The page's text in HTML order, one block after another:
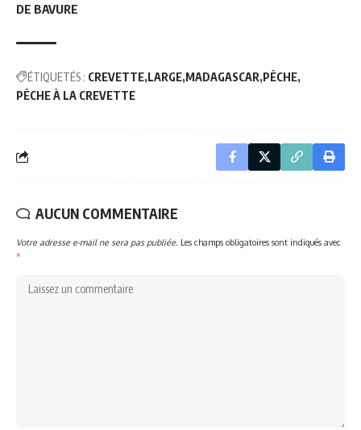
DE BAVURE
ÉTIQUETÉS : CREVETTE LARGE MADAGASCAR PÊCHE
PÊCHE À LA CREVETTE
AUCUN COMMENTAIRE
Votre adresse e-mail ne sera pas publiée. Les champs obligatoires sont indiqués avec
*